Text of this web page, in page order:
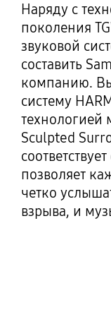
Наряду с
поколения
звуковой
составить
компанию.
систему
технологией
Sculpted
позволяет
четко
взрыва, и